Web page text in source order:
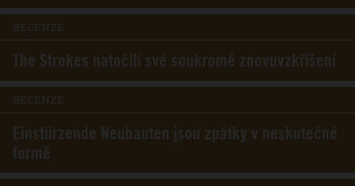
RECENZE
The Strokes natočili své soukromé znovuvzkříšení
RECENZE
Einstürzende Neubauten jsou zpátky v neskutečné
formě